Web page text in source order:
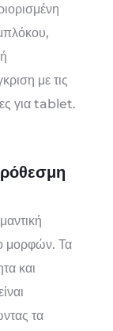
με τις
για tablet.
μορφών. Τα
και
τα